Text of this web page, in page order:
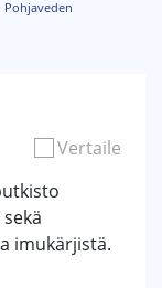
Pohjaveden
Vertaile
imukärjistä.